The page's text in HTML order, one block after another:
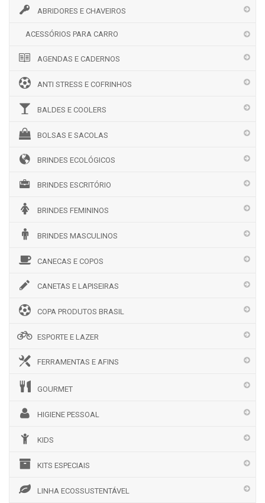
ABRIDORES E CHAVEIROS
ACESSÓRIOS PARA CARRO
AGENDAS E CADERNOS
ANTI STRESS E COFRINHOS
BALDES E COOLERS
BOLSAS E SACOLAS
BRINDES ECOLÓGICOS
BRINDES ESCRITÓRIO
BRINDES FEMININOS
BRINDES MASCULINOS
CANECAS E COPOS
CANETAS E LAPISEIRAS
COPA PRODUTOS BRASIL
ESPORTE E LAZER
FERRAMENTAS E AFINS
GOURMET
HIGIENE PESSOAL
KIDS
KITS ESPECIAIS
LINHA ECOSSUSTENTÁVEL